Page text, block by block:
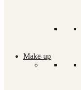
Make-up